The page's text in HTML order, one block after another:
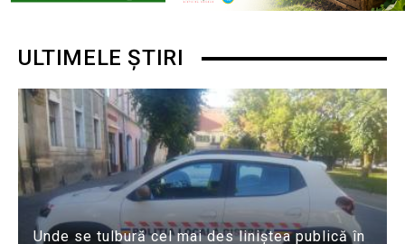
ULTIMELE ȘTIRI
Unde se tulbură cel mai des liniștea publică în